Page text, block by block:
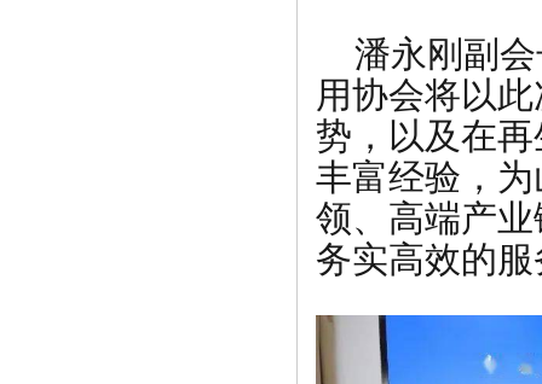
潘永刚副
用协会将以
势，以及在
丰富经验，
领、高端产
务实高效的